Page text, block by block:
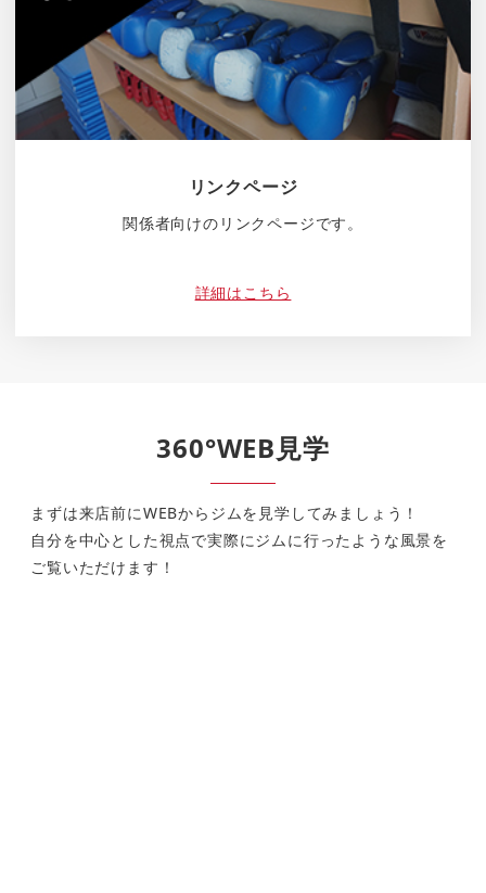
リンクページ
関係者向けのリンクページです。
詳細はこちら
360°WEB見学
まずは来店前にWEBからジムを見学してみましょう！
自分を中心とした視点で実際にジムに行ったような風景を
ご覧いただけます！